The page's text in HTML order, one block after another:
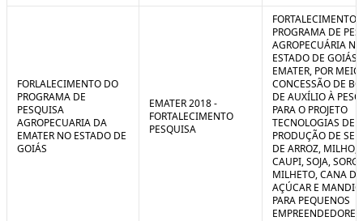
FORLALECIMENTO DO
PROGRAMA DE
PESQUISA
AGROPECUARIA DA
EMATER NO ESTADO DE
GOIÁS
EMATER 2018 -
FORTALECIMENTO
PESQUISA
FORTALECIMENTO
PROGRAMA DE
AGROPECUÁRIA NO
ESTADO DE GOIÁS
EMATER, POR
CONCESSÃO DE
DE AUXÍLIO À
PARA O PROJETO
TECNOLOGIAS DE
PRODUÇÃO DE
DE ARROZ, MILHO,
CAUPI, SOJA,
MILHETO, CANA DE
AÇÚCAR E
PARA PEQUENOS